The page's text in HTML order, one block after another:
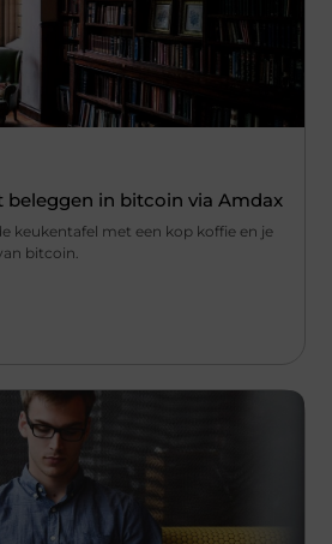
beleggen in bitcoin via Amdax
keukentafel met een kop koffie en je
bitcoin.